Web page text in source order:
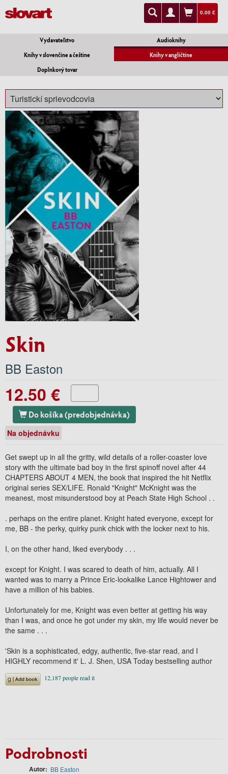
0.00 €
Vydavateľstvo
Audioknihy
Knihy v slovenčine a češtine
Knihy v angličtine
Doplnkový tovar
Skin
BB Easton
12.50 €
Do košíka (predobjednávka)
Na objednávku
Get swept up in all the gritty, wild details of a roller-coaster love
story with the ultimate bad boy in the first spinoff novel after 44
CHAPTERS ABOUT 4 MEN, the book that inspired the hit Netflix
original series SEX/LIFE. Ronald "Knight" McKnight was the
meanest, most misunderstood boy at Peach State High School . .
. perhaps on the entire planet. Knight hated everyone, except for
me, BB - the perky, quirky punk chick with the locker next to his.
I, on the other hand, liked everybody . . .
except for Knight. I was scared to death of him, actually. All I
wanted was to marry a Prince Eric-lookalike Lance Hightower and
have a million of his babies.
Unfortunately for me, Knight was even better at getting his way
than I was, and once he got under my skin, my life would never be
the same . . .
'Skin is a sophisticated, edgy, authentic, five-star read, and I
HIGHLY recommend it' L. J. Shen, USA Today bestselling author
Podrobnosti
Autor BB Easton